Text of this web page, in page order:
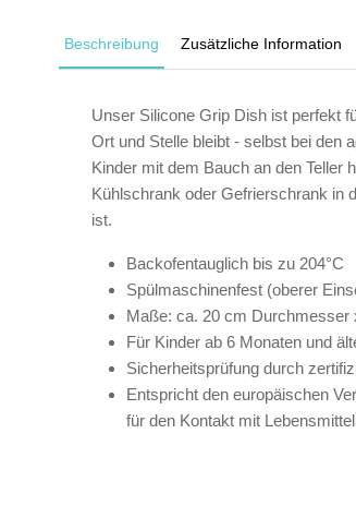
Beschreibung Zusätzliche Information
Unser Silicone Grip Dish ist perfekt
Ort und Stelle bleibt - selbst bei den
Kinder mit dem Bauch an den Teller
Kühlschrank oder Gefrierschrank in
ist.
Backofentauglich bis zu 204°C
Spülmaschinenfest (oberer
Maße: ca. 20 cm Durchmesser
Für Kinder ab 6 Monaten und
Sicherheitsprüfung durch
Entspricht den europäischen
für den Kontakt mit